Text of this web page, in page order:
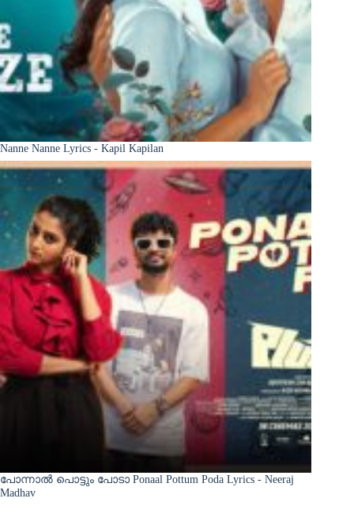
Nanne Nanne Lyrics - Kapil Kapilan
പോന്നാൽ പൊട്ടും പോടാ Ponaal Pottum Poda Lyrics - Neeraj
Madhav